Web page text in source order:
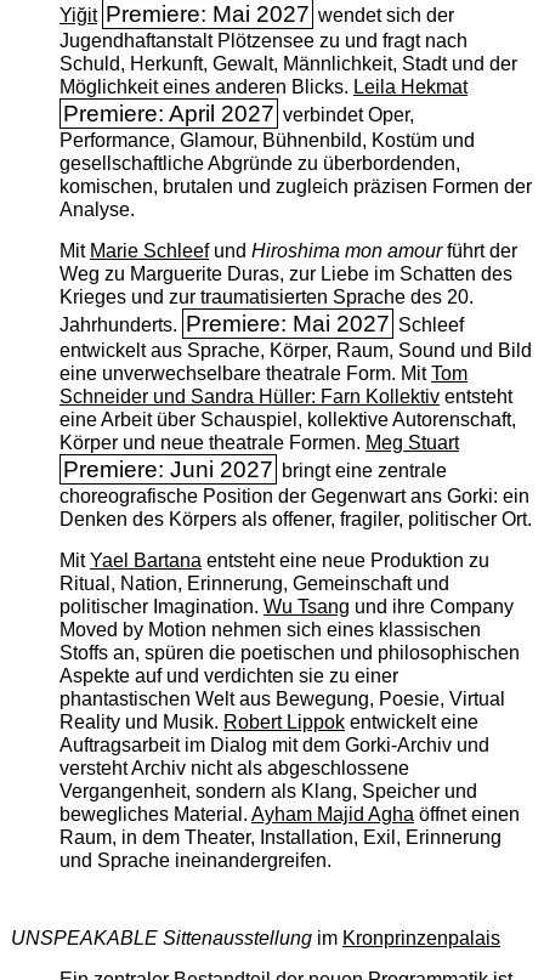
Yiğit Premiere: Mai 2027 wendet sich der
Jugendhaftanstalt Plötzensee zu und fragt nach
Schuld, Herkunft, Gewalt, Männlichkeit, Stadt und der
Möglichkeit eines anderen Blicks. Leila Hekmat
Premiere: April 2027 verbindet Oper,
Performance, Glamour, Bühnenbild, Kostüm und
gesellschaftliche Abgründe zu überbordenden,
komischen, brutalen und zugleich präzisen Formen der
Analyse.
Mit Marie Schleefund Hiroshima mon amourführt der
Weg zu Marguerite Duras, zur Liebe im Schatten des
Krieges und zur traumatisierten Sprache des 20.
Jahrhunderts. Premiere: Mai 2027 Schleef
entwickelt aus Sprache, Körper, Raum, Sound und Bild
eine unverwechselbare theatrale Form. MitTom
Schneider und Sandra Hüller: Farn Kollektiventsteht
eine Arbeit über Schauspiel, kollektive Autorenschaft,
Körper und neue theatrale Formen. Meg Stuart
Premiere: Juni 2027 bringt eine zentrale
choreografische Position der Gegenwart ans Gorki: ein
Denken des Körpers als offener, fragiler, politischer Ort.
MitYael Bartanaentsteht eine neue Produktion zu
Ritual, Nation, Erinnerung, Gemeinschaft und
politischer Imagination. Wu Tsang und ihre Company
Moved by Motion nehmen sich eines klassischen
Stoffs an, spüren die poetischen und philosophischen
Aspekte auf und verdichten sie zu einer
phantastischen Welt aus Bewegung, Poesie, Virtual
Reality und Musik. Robert Lippokentwickelt eine
Auftragsarbeit im Dialog mit dem Gorki-Archiv und
versteht Archiv nicht als abgeschlossene
Vergangenheit, sondern als Klang, Speicher und
bewegliches Material. Ayham Majid Aghaöffnet einen
Raum, in dem Theater, Installation, Exil, Erinnerung
und Sprache ineinandergreifen.
UNSPEAKABLE Sittenausstellungim Kronprinzenpalais